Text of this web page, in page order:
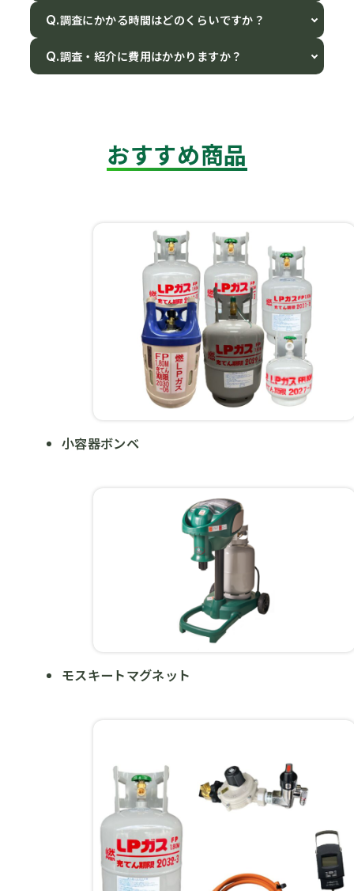
Q.調査にかかる時間はどのくらいですか？
Q.調査・紹介に費用はかかりますか？
おすすめ商品
小容器ボンベ
モスキートマグネット